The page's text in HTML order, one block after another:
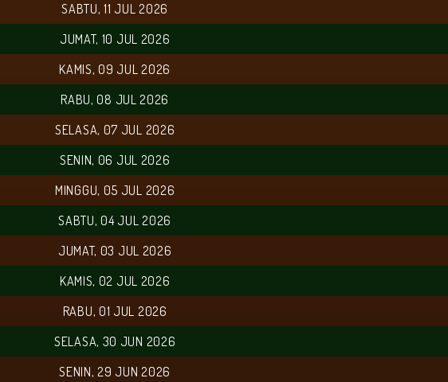
SABTU, 11 JUL 2026
JUMAT, 10 JUL 2026
KAMIS, 09 JUL 2026
RABU, 08 JUL 2026
SELASA, 07 JUL 2026
SENIN, 06 JUL 2026
MINGGU, 05 JUL 2026
SABTU, 04 JUL 2026
JUMAT, 03 JUL 2026
KAMIS, 02 JUL 2026
RABU, 01 JUL 2026
SELASA, 30 JUN 2026
SENIN, 29 JUN 2026